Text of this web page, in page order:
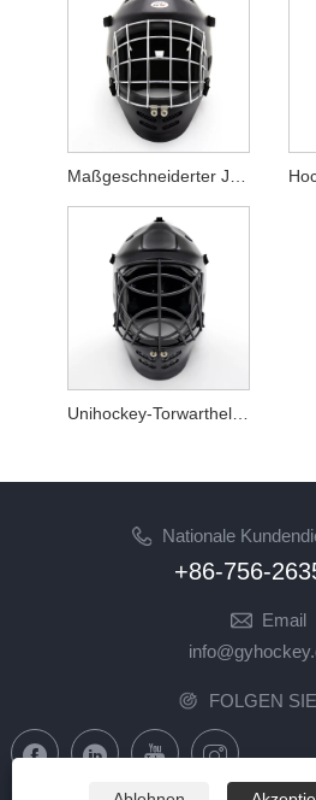
Maßgeschneiderter Junior-Unihockey-Torwarthelm, ideal für jugendliche Unihockey-Torwarte
Unihockey-Torwarthelm mit universeller Passform
Nationale
+86-756-
Email
FOLGEN